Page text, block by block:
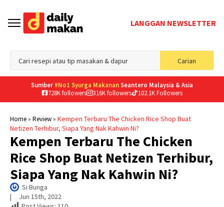
LANGGAN NEWSLETTER
Carian
for:
Sumber #No1 Syurga MakananSeantero Malaysia & Asia
728K followers
316K followers 102.1K Followers
Home» Review» Kempen Terbaru The Chicken Rice Shop Buat
Netizen Terhibur, Siapa Yang Nak Kahwin Ni?
Kempen Terbaru The Chicken
Rice Shop Buat Netizen Terhibur,
Siapa Yang Nak Kahwin Ni?
Si Bunga
| Jun 15th, 2022